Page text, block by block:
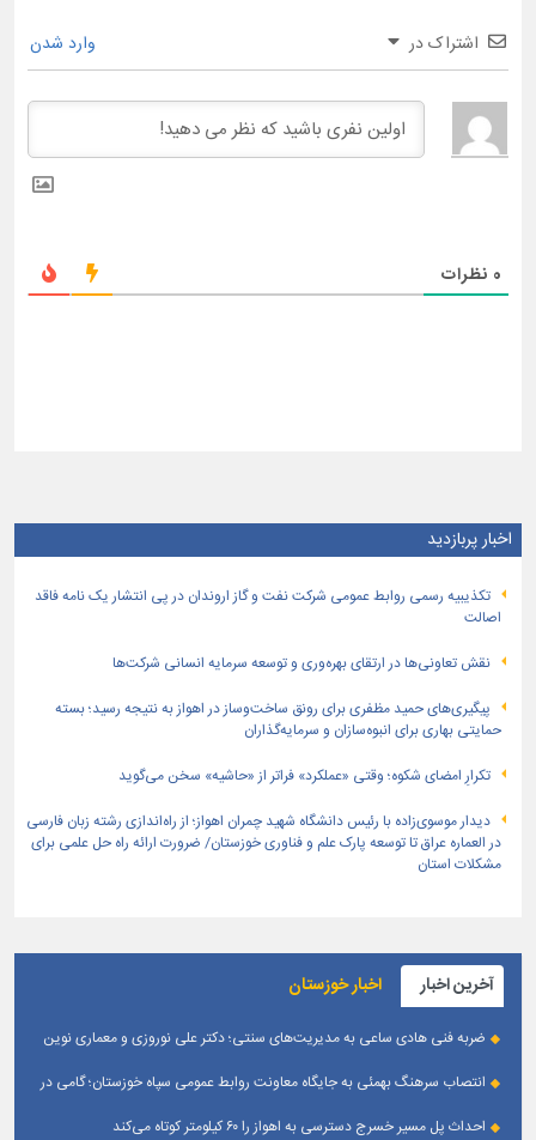
اشتراک در وارد شدن
0 نظرات
اخبار پربازدید
تكذیبیه رسمی روابط عمومی شركت نفت و گاز اروندان در پی انتشار یک نامه فاقد
اصالت
نقش تعاونی‌ها در ارتقای بهره‌وری و توسعه سرمایه انسانی شرکت‌ها
پیگیری‌های حمید مظفری برای رونق ساخت‌وساز در اهواز به نتیجه رسید؛ بسته
حمایتی بهاری برای انبوه‌سازان و سرمایه‌گذاران
تکرارِ امضای شکوه؛ وقتی «عملکرد» فراتر از «حاشیه» سخن می‌گوید
دیدار موسوی‌زاده با رئیس دانشگاه شهید چمران اهواز؛ از راه‌اندازی رشته زبان فارسی
در العماره عراق تا توسعه پارک علم و فناوری خوزستان/ ضرورت ارائه راه حل علمی برای
مشکلات استان
آخرین اخبار اخبار خوزستان
ضربه فنی هادی ساعی به مدیریت‌های سنتی؛ دکتر علی نوروزی و معماری نوین
انتصاب سرهنگ بهمئی به جایگاه معاونت روابط عمومی سپاه خوزستان؛ گامی در
احداث پل مسیر خسرج دسترسی به اهواز را ۶۰ کیلومتر کوتاه می‌کند